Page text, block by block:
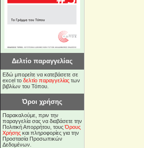
Δελτίο παραγγελίας
Εδώ μπορείτε να κατεβάσετε σε
excel το δελτίο παραγγελίας των
βιβλίων του Τόπου.
Όροι χρήσης
Παρακαλούμε, πριν την
παραγγελία σας να διαβάσετε την
Πολιτική Απορρήτου, τουςΌρους
Χρήσης και πληροφορίες για την
Προστασία Προσωπικών
Δεδομένων.